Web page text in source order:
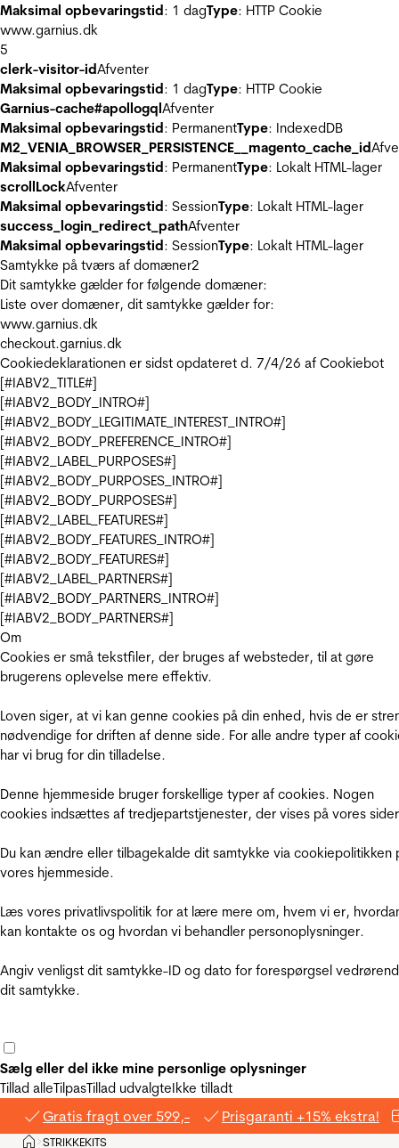
Maksimal opbevaringstid: 1 dagType: HTTP Cookie
www.garnius.dk
5
clerk-visitor-idAfventer
Maksimal opbevaringstid: 1 dagType: HTTP Cookie
Garnius-cache#apollogqlAfventer
Maksimal opbevaringstid: PermanentType: IndexedDB
M2_VENIA_BROWSER_PERSISTENCE__magento_cache_id
Maksimal opbevaringstid: PermanentType: Lokalt HTML-lager
scrollLockAfventer
Maksimal opbevaringstid: SessionType: Lokalt HTML-lager
success_login_redirect_pathAfventer
Maksimal opbevaringstid: SessionType: Lokalt HTML-lager
Samtykke på tværs af domæner2
Dit samtykke gælder for følgende domæner:
Liste over domæner, dit samtykke gælder for:
www.garnius.dk
checkout.garnius.dk
Cookiedeklarationen er sidst opdateret d. 7/4/26 af Cookiebot
[#IABV2_TITLE#]
[#IABV2_BODY_INTRO#]
[#IABV2_BODY_LEGITIMATE_INTEREST_INTRO#]
[#IABV2_BODY_PREFERENCE_INTRO#]
[#IABV2_LABEL_PURPOSES#]
[#IABV2_BODY_PURPOSES_INTRO#]
[#IABV2_BODY_PURPOSES#]
[#IABV2_LABEL_FEATURES#]
[#IABV2_BODY_FEATURES_INTRO#]
[#IABV2_BODY_FEATURES#]
[#IABV2_LABEL_PARTNERS#]
[#IABV2_BODY_PARTNERS_INTRO#]
[#IABV2_BODY_PARTNERS#]
Om
Cookies er små tekstfiler, der bruges af websteder, til at gøre
brugerens oplevelse mere effektiv.
Loven siger, at vi kan genne cookies på din enhed, hvis de er
nødvendige for driften af denne side. For alle andre typer af
har vi brug for din tilladelse.
Denne hjemmeside bruger forskellige typer af cookies. Nogen
cookies indsættes af tredjepartstjenester, der vises på vores
Du kan ændre eller tilbagekalde dit samtykke via cookiepolitikken
vores hjemmeside.
Læs vores privatlivspolitik for at lære mere om, hvem vi er,
kan kontakte os og hvordan vi behandler personoplysninger.
Angiv venligst dit samtykke-ID og dato for forespørgsel
dit samtykke.
Sælg eller del ikke mine personlige oplysninger
Tillad alleTilpasTillad udvalgteIkke tilladt
Gratis fragt over 599,- Prisgaranti +15% ekstra!
Hjem
>STRIKKEKITS